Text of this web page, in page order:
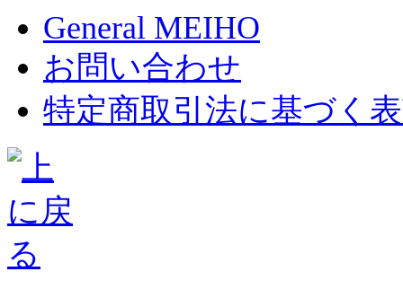
General MEIHO
お問い合わせ
特定商取引法に基づく